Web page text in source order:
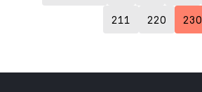
211 220 230